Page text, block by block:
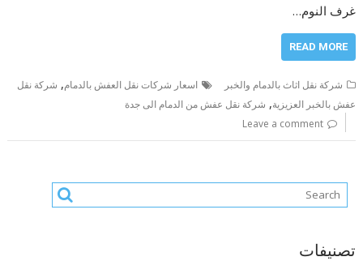
غرف النوم…
READ MORE
شركة نقل اثاث بالدمام والخبر اسعار شركات نقل العفش بالدمام, شركة نقل
عفش بالخبر العزيزية, شركة نقل عفش من الدمام الى جدة
Leave a comment
تصنيفات